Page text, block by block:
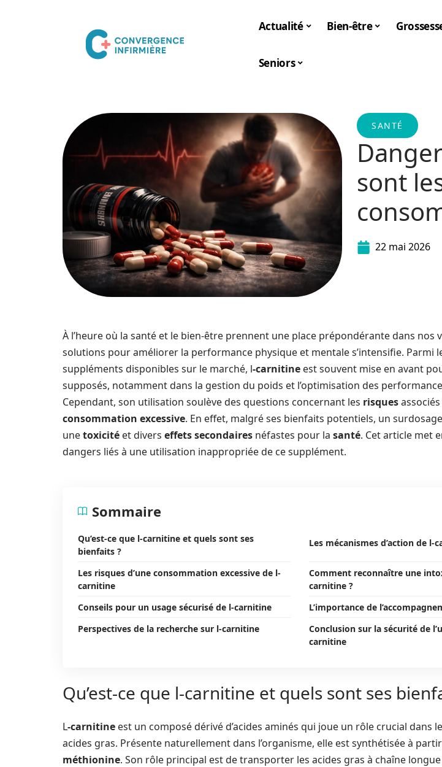
Actualité Bien-être
Seniors
SANTÉ
sont
22 mai 2026
À l’heure où la santé et le bien-être prennent une place prépondérante dans nos
solutions pour améliorer la performance physique et mentale s’intensifie. Parmi
suppléments disponibles sur le marché, l-carnitine est souvent mise en avant
supposés, notamment dans la gestion du poids et l’optimisation des
Cependant, son utilisation soulève des questions concernant les risquesassociés
consommation excessive. En effet, malgré ses bienfaits potentiels, un
unetoxicité et divers effets secondaires néfastes pour la santé. Cet article met
dangers liés à une utilisation inappropriée de ce supplément.
Sommaire
Qu’est-ce que l-carnitine et quels sont ses
bienfaits ?
Les mécanismes d’action de l-
Les risques d’une consommation excessive de l-
carnitine
Comment reconnaître une
carnitine ?
Conseils pour un usage sécurisé de l-carnitine
L’importance de
Perspectives de la recherche sur l-carnitine
Conclusion sur la sécurité de
carnitine
Qu’est-ce que l-carnitine et quels sont ses
L-carnitine est un composé dérivé d’acides aminés qui joue un rôle crucial dans
acides gras. Présente naturellement dans l’organisme, elle est synthétisée à
méthionine. Son rôle principal est de transporter les acides gras à chaîne